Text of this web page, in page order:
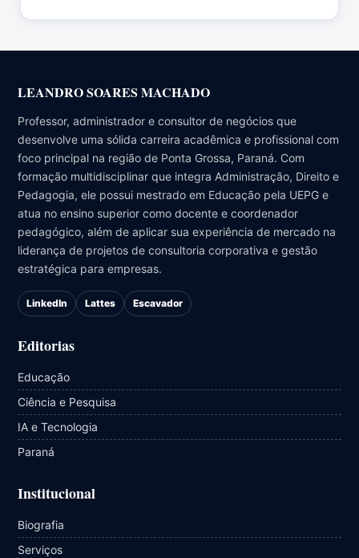
LEANDRO SOARES MACHADO
Professor, administrador e consultor de negócios que
desenvolve uma sólida carreira acadêmica e profissional com
foco principal na região de Ponta Grossa, Paraná. Com
formação multidisciplinar que integra Administração, Direito e
Pedagogia, ele possui mestrado em Educação pela UEPG e
atua no ensino superior como docente e coordenador
pedagógico, além de aplicar sua experiência de mercado na
liderança de projetos de consultoria corporativa e gestão
estratégica para empresas.
LinkedIn Lattes Escavador
Editorias
Educação
Ciência e Pesquisa
IA e Tecnologia
Paraná
Institucional
Biografia
Serviços